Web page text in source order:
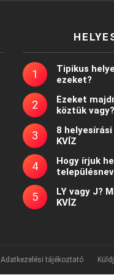
Tipikus
ezeket?
Ezeket
köztük vagy?
8
KVÍZ
Hogy írjuk
LY vagy J?
KVÍZ
Adatkezelési tájékoztató